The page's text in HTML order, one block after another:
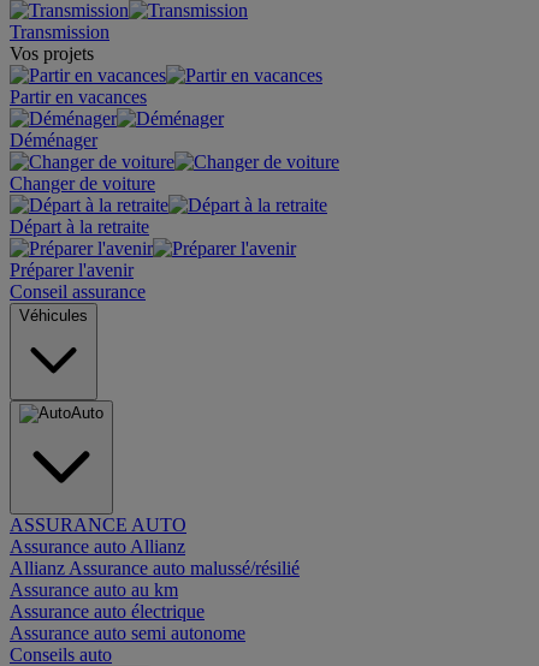
Transmission
Vos projets
Partir en vacances
Déménager
Changer de voiture
Départ à la retraite
Préparer l'avenir
Conseil assurance
Véhicules
Auto
ASSURANCE AUTO
Assurance auto Allianz
Allianz Assurance auto malussé/résilié
Assurance auto au km
Assurance auto électrique
Assurance auto semi autonome
Conseils auto